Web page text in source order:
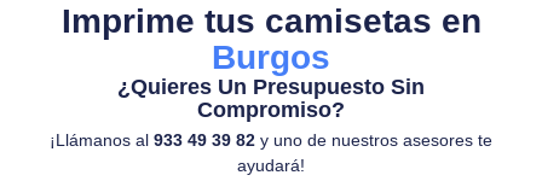
Imprime tus camisetas en
Burgos
¿Quieres Un Presupuesto Sin
Compromiso?
¡Llámanos al 933 49 39 82 y uno de nuestros asesores te
ayudará!